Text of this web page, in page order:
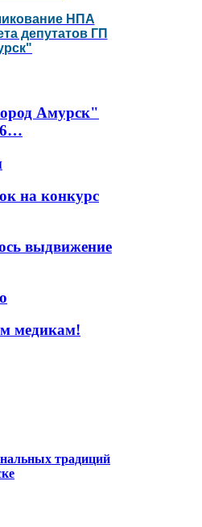
НПА
депутатов ГП
Амурск"
на конкурс
выдвижение
медикам!
традиций